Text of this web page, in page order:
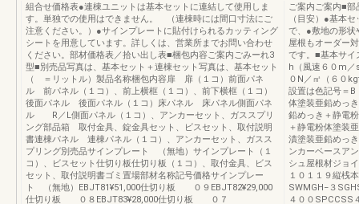
組合せ価格表●連棟ユニットは基本セットに連結して使用しま
す。単独での使用はできません。 （連棟時には間口寸法にご
注意ください。）●サインプレートに貼付けられるカッティング
シートを用意しています。詳しくは、営業所までお問い合わせ
ください。部材価格表／拾い出し表■梱包内容ご案内ごみーれ3
型■別売品写真は、基本セット＋連棟セット写真は、基本セット
（ ＝リットル）製品名称梱包内容扉 扉（１コ）前面パネ
ル 前パネル（１コ）、前上横框（１コ）、前下横框（１コ）
後面パネル 後面パネル（１コ）床パネル 床パネル側面パネ
ル R／L側面パネル（１コ）、アンカーセット、ガススプリ
ング部品箱 取付金具、錠金具セット、ビスセット、取付説明
書連棟パネル 連棟パネル（１コ）、アンカーセット、ガスス
プリング別売品サインプレート （無地）サインプレート（１
コ）、ビスセット仕切り板仕切り板（１コ）、取付金具、ビス
セット、取付説明書ゴミ置場部材名称記号価格サインプレー
ト （無地）EBJT81¥51,000仕切り板 ０９EBJT82¥29,000
仕切り板 ０８EBJT83¥28,000仕切り板 ０７
ご案内ご案内■
（目安）●基本
で、●敷地の形状
屋根もオーダー
です。■基本サ
h（風速６０m／
０N／㎡（６０
設置は色記号＝B
体塗装亜鉛めっ
鉛めっき＋静電
＋静電粉体塗装
漬塗装亜鉛めっ
ンカーベースア
シュ屋根材ジョ
１０１１９縦桟
SWMGH−３
４００SPCCSS